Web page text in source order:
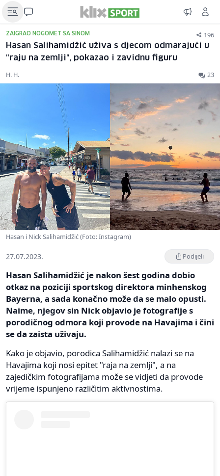
ZAIGRAO NOGOMET SA SINOM 196
Hasan Salihamidžić uživa s djecom odmarajući u
"raju na zemlji", pokazao i zavidnu figuru
H. H. 23
Hasan i Nick Salihamidžić (Foto: Instagram)
27.07.2023. Podijeli
Hasan Salihamidžić je nakon šest godina dobio
otkaz na poziciji sportskog direktora minhenskog
Bayerna, a sada konačno može da se malo opusti.
Naime, njegov sin Nick objavio je fotografije s
porodičnog odmora koji provode na Havajima i čini
se da zaista uživaju.
Kako je objavio, porodica Salihamidžić nalazi se na
Havajima koji nosi epitet "raja na zemlji", a na
zajedičkim fotografijama može se vidjeti da provode
vrijeme ispunjeno različitim aktivnostima.